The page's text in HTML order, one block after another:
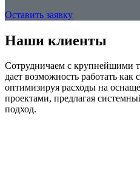
Оставить заявку
Наши клиенты
Сотрудничаем с крупнейшими
дает возможность работать
оптимизируя расходы на
проектами, предлагая
подход.